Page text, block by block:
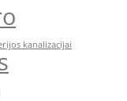
kanalizacijai